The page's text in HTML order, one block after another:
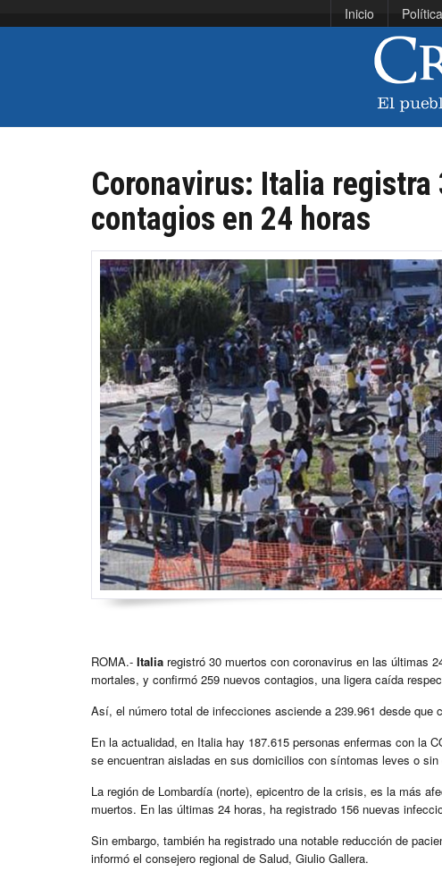
Inicio Política
Coronavirus: Italia
contagios en 24 horas
ROMA.- Italia registró 30 muertos con coronavirus en las últimas
mortales, y confirmó 259 nuevos contagios, una ligera caída
Así, el número total de infecciones asciende a 239.961 desde que
En la actualidad, en Italia hay 187.615 personas enfermas con la
se encuentran aisladas en sus domicilios con síntomas leves o sin
La región de Lombardía (norte), epicentro de la crisis, es la más
muertos. En las últimas 24 horas, ha registrado 156 nuevas
Sin embargo, también ha registrado una notable reducción de
informó el consejero regional de Salud, Giulio Gallera.